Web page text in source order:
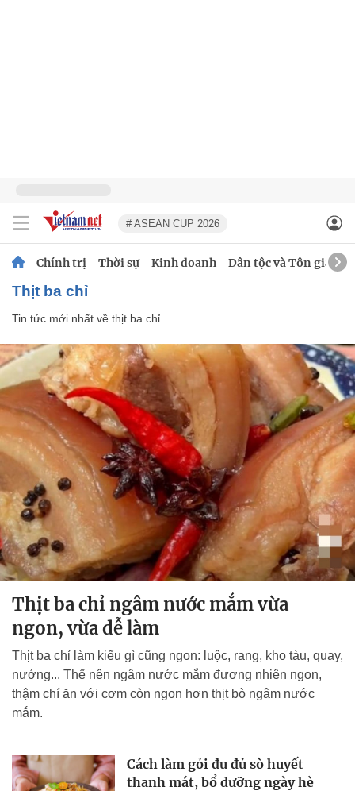
# ASEAN CUP 2026
Chính trị Thời sự Kinh doanh Dân tộc và Tôn giáo
thịt ba chỉ
Tin tức mới nhất về thịt ba chỉ
Thịt ba chỉ ngâm nước mắm vừa
ngon, vừa dễ làm
Thịt ba chỉ làm kiểu gì cũng ngon: luộc, rang, kho tàu, quay,
nướng... Thế nên ngâm nước mắm đương nhiên ngon,
thậm chí ăn với cơm còn ngon hơn thịt bò ngâm nước
mắm.
Cách làm gỏi đu đủ sò huyết
thanh mát, bổ dưỡng ngày hè